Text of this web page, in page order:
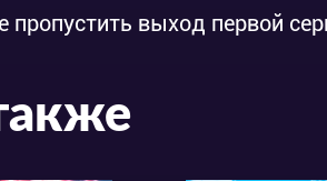
пропустить выход первой